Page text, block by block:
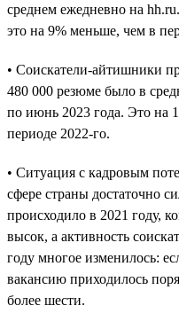
среднем ежедневно на
это на 9% меньше, чем в
• Соискатели-айтишники
480 000 резюме было в
по июнь 2023 года. Это на
периоде 2022-го.
• Ситуация с кадровым
сфере страны достаточно
происходило в 2021 году,
высок, а активность
году многое изменилось:
вакансию приходилось
более шести.